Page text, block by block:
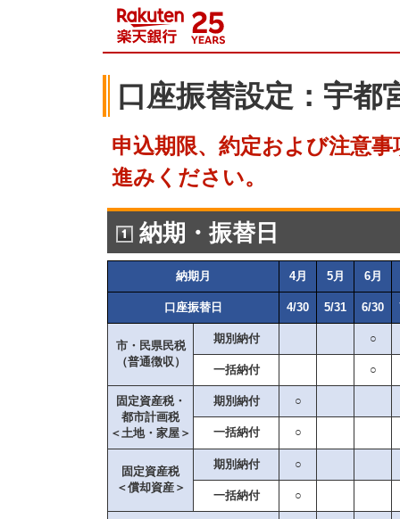
口座振替設定：宇
申込期限、約定および注意
進みください。
納期・振替日
納期月 4月 5月 6月
口座振替日 4/30 5/31 6/30
市・民県民税
（普通徴収）
期別納付 ○
一括納付 ○
固定資産税・
都市計画税
＜土地・家屋＞
期別納付 ○
一括納付 ○
固定資産税
＜償却資産＞
期別納付 ○
一括納付 ○